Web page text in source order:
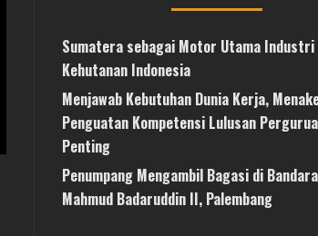
Sumatera sebagai Motor Utama Industri
Kehutanan Indonesia
Menjawab Kebutuhan Dunia Kerja,
Penguatan Kompetensi Lulusan
Penting
Penumpang Mengambil Bagasi di
Mahmud Badaruddin II, Palembang